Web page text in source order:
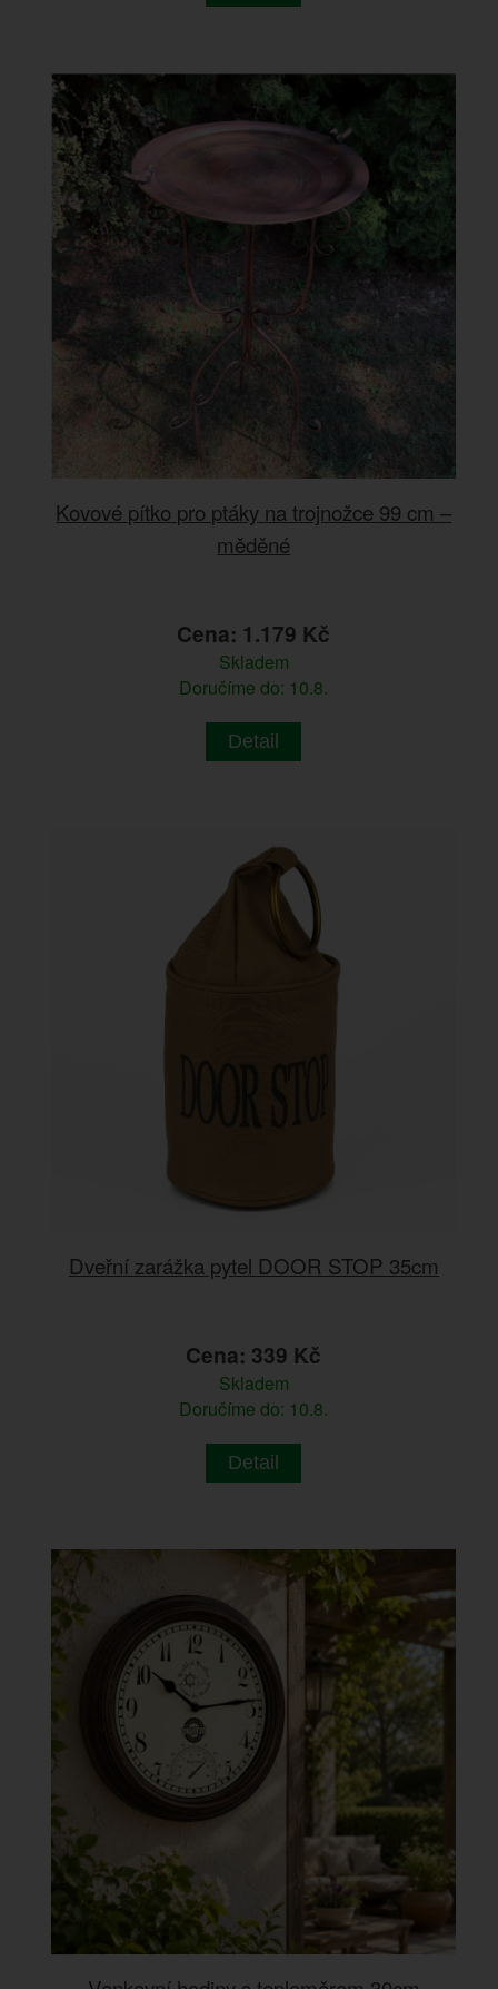
Kovové pítko pro ptáky na trojnožce 99 cm –
měděné
Cena: 1.179 Kč
Skladem
Doručíme do: 10.8.
Detail
Dveřní zarážka pytel DOOR STOP 35cm
Cena: 339 Kč
Skladem
Doručíme do: 10.8.
Detail